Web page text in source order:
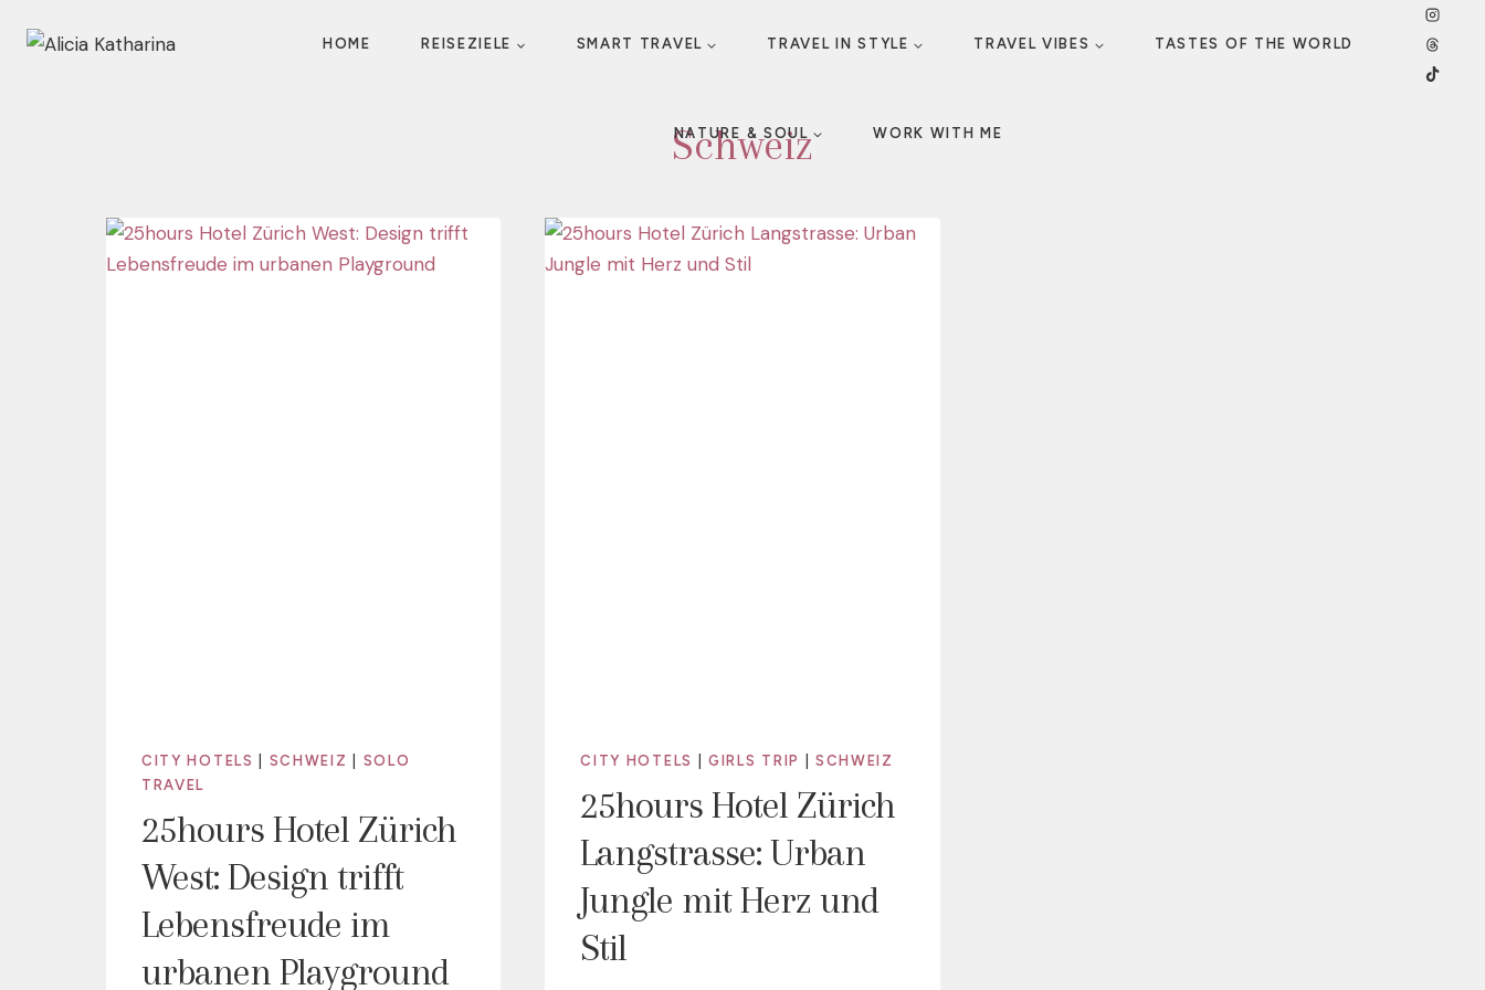
Inhalt
HOME REISEZIELE SMART TRAVEL TRAVEL IN STYLE TRAVEL VIBES TASTES OF THE WORLD
NATURE & SOUL WORK WITH ME
Schweiz
CITY HOTELS SCHWEIZ
SOLO
TRAVEL
25hours Hotel Zürich
West: Design trifft
Lebensfreude im
urbanen Playground
CITY HOTELS GIRLS TRIP SCHWEIZ
25hours Hotel Zürich
Langstrasse: Urban
Jungle mit Herz und
Stil